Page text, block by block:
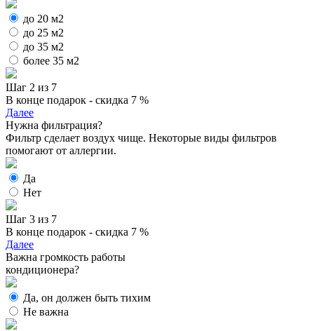
до 20 м2
до 25 м2
до 35 м2
более 35 м2
Шаг 2 из 7
В конце подарок - скидка 7 %
Далее
Нужна фильтрация?
Фильтр сделает воздух чище. Некоторые виды фильтров
помогают от аллергии.
Да
Нет
Шаг 3 из 7
В конце подарок - скидка 7 %
Далее
Важна громкость работы
кондиционера?
Да, он должен быть тихим
Не важна